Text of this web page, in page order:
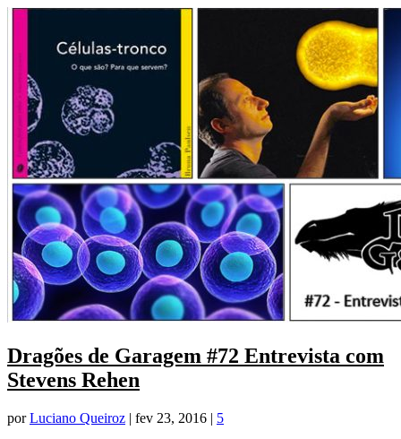
Dragões de Garagem #72 Entrevista com
Stevens Rehen
porLuciano Queiroz | fev 23, 2016 | 5